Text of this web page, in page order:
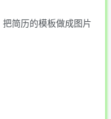
简历的模板做成图片